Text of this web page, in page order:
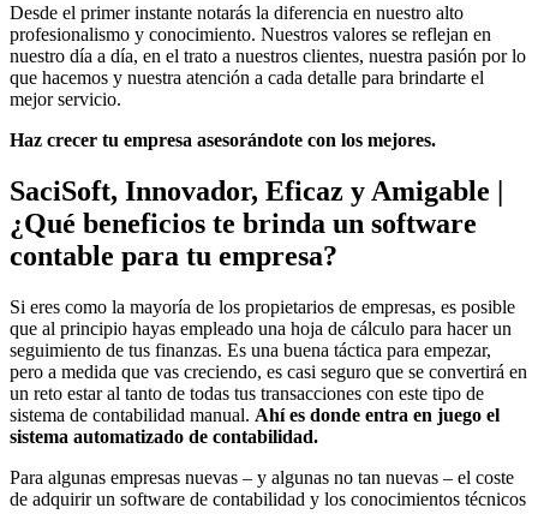
Desde el primer instante notarás la diferencia en nuestro alto
profesionalismo y conocimiento. Nuestros valores se reflejan en
nuestro día a día, en el trato a nuestros clientes, nuestra pasión por lo
que hacemos y nuestra atención a cada detalle para brindarte el
mejor servicio.
Haz crecer tu empresa asesorándote con los mejores.
SaciSoft, Innovador, Eficaz y Amigable |
¿Qué beneficios te brinda un software
contable para tu empresa?
Si eres como la mayoría de los propietarios de empresas, es posible
que al principio hayas empleado una hoja de cálculo para hacer un
seguimiento de tus finanzas. Es una buena táctica para empezar,
pero a medida que vas creciendo, es casi seguro que se convertirá en
un reto estar al tanto de todas tus transacciones con este tipo de
sistema de contabilidad manual. Ahí es donde entra en juego el
sistema automatizado de contabilidad.
Para algunas empresas nuevas – y algunas no tan nuevas – el coste
de adquirir un software de contabilidad y los conocimientos técnicos